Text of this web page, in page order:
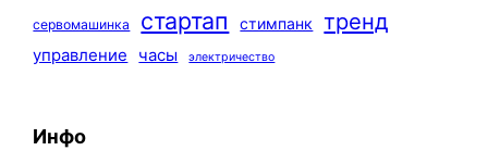
сервомашинка стартап стимпанк тренд
управление часы электричество
Инфо